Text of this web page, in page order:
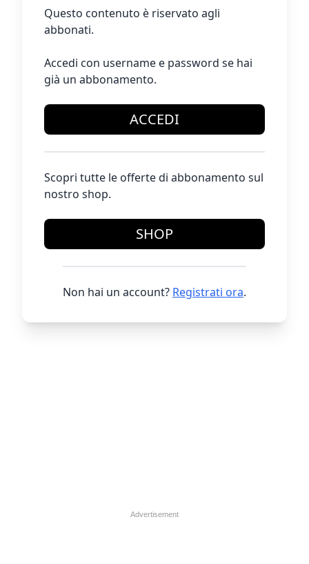
Questo contenuto è riservato agli
abbonati.
Accedi con username e password se hai
già un abbonamento.
ACCEDI
Scopri tutte le offerte di abbonamento sul
nostro shop.
SHOP
Non hai un account? Registrati ora.